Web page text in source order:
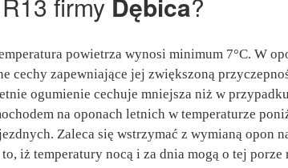
firmy Dębica?
powietrza wynosi minimum 7°C. W
cechy zapewniające jej zwiększoną
ogumienie cechuje mniejsza niż w
na oponach letnich w temperaturze
Zaleca się wstrzymać z wymianą opon
iż temperatury nocą i za dnia mogą o tej